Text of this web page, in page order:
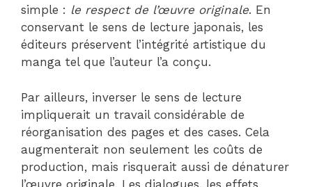
simple : le respect de l’œuvre originale. En
conservant le sens de lecture japonais, les
éditeurs préservent l’intégrité artistique du
manga tel que l’auteur l’a conçu.
Par ailleurs, inverser le sens de lecture
impliquerait un travail considérable de
réorganisation des pages et des cases. Cela
augmenterait non seulement les coûts de
production, mais risquerait aussi de dénaturer
l’œuvre originale. Les dialogues, les effets